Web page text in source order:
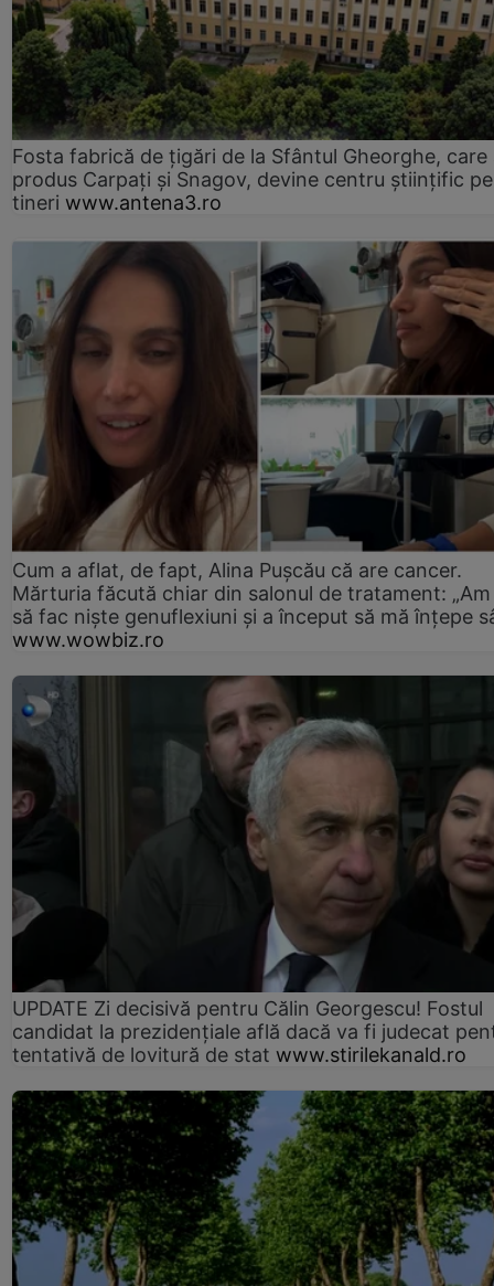
Fosta fabrică de țigări de la Sfântul Gheorghe, care
produs Carpați și Snagov, devine centru științific
tineri www.antena3.ro
Cum a aflat, de fapt, Alina Pușcău că are cancer.
Mărturia făcută chiar din salonul de tratament:
să fac niște genuflexiuni și a început să mă înțepe
www.wowbiz.ro
UPDATE Zi decisivă pentru Călin Georgescu! Fostul
candidat la prezidențiale află dacă va fi judecat
tentativă de lovitură de stat www.stirilekanald.ro